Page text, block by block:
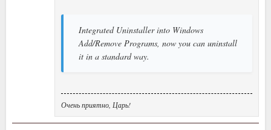
Integrated Uninstaller into Windows
Add/Remove Programs, now you can uninstall
it in a standard way.
Очень приятно, Царь!